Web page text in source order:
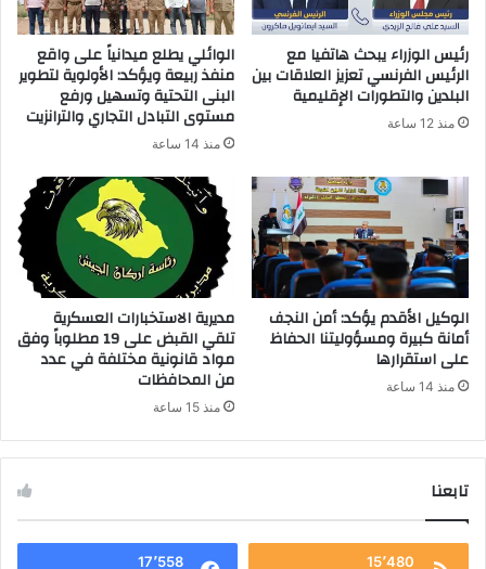
ت
ر
و
ن
ي
رئيس الوزراء يبحث هاتفيا مع
الرئيس الفرنسي تعزيز العلاقات بين
البلدين والتطورات الإقليمية
منذ 12 ساعة
الوائلي يطلع ميدانياً على واقع
منفذ ربيعة ويؤكد: الأولوية لتطوير
البنى التحتية وتسهيل ورفع
مستوى التبادل التجاري والترانزيت
منذ 14 ساعة
الوكيل الأقدم يؤكد: أمن النجف
أمانة كبيرة ومسؤوليتنا الحفاظ
على استقرارها
منذ 14 ساعة
مديرية الاستخبارات العسكرية
تلقي القبض على 19 مطلوباً وفق
مواد قانونية مختلفة في عدد
من المحافظات
منذ 15 ساعة
تابعنا
15٬480 17٬558